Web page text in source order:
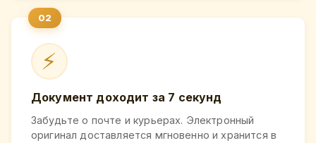
⚡
Документ доходит за 7 секунд
Забудьте о почте и курьерах. Электронный
оригинал доставляется мгновенно и хранится в